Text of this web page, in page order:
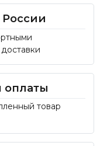
России
оплаты
товар